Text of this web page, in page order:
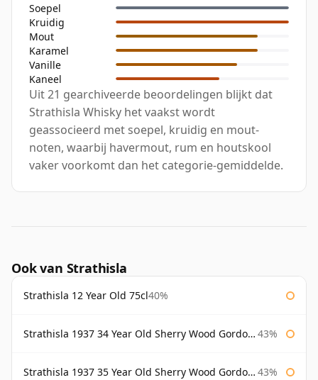
Soepel
Kruidig
Mout
Karamel
Vanille
Kaneel
Uit 21 gearchiveerde beoordelingen blijkt dat
Strathisla Whisky het vaakst wordt
geassocieerd met soepel, kruidig en mout-
noten, waarbij havermout, rum en houtskool
vaker voorkomt dan het categorie-gemiddelde.
Ook van Strathisla
Strathisla 12 Year Old 75cl40%
Strathisla 1937 34 Year Old Sherry Wood Gordon & Macphail Connoisseurs Choice 43%
Strathisla 1937 35 Year Old Sherry Wood Gordon & Macphail Connoisseurs Choice 43%